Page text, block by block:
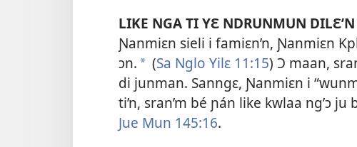
LIKE NGA TI YƐ NDRUNMUN
Ɲanmiɛn sieli i famiɛn’n, Ɲanmiɛn
ɔn. a (Sa Nglo Yilɛ 11:15) Ɔ maan,
di junman. Sanngɛ, Ɲanmiɛn i
ti’n, sran’m bé ɲán like kwlaa ng’ɔ
Jue Mun 145:16.